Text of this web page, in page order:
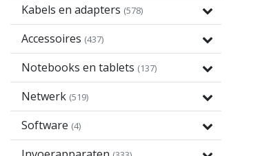
Kabels en adapters (578)
Accessoires (437)
Notebooks en tablets (137)
Netwerk (519)
Software (4)